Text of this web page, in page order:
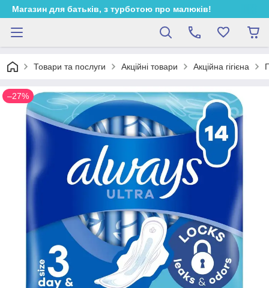
Магазин для батьків, з турботою про малюків!
Товари та послуги Акційні товари Акційна гігієна
–27%